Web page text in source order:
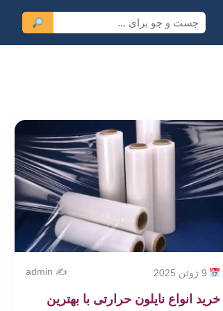
✍️ admin
خرید انواع نایلون حرارتی با بهترین